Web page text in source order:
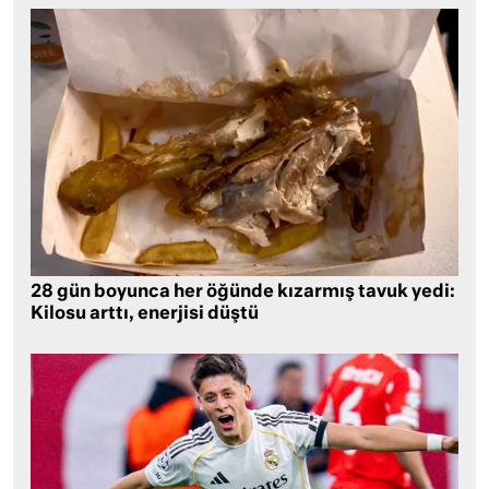
28 gün boyunca her öğünde kızarmış tavuk yedi:
Kilosu arttı, enerjisi düştü